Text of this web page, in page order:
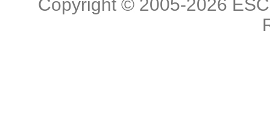
Copyright © 2005-2026